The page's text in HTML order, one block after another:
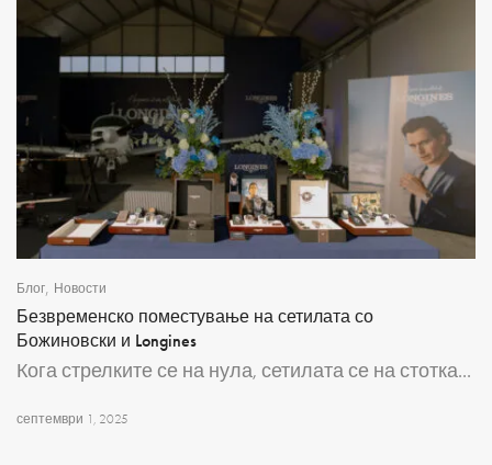
Блог, Новости
Безвременско поместување на сетилата со
Божиновски и Longines
Кога стрелките се на нула, сетилата се на стотка...
септември 1, 2025